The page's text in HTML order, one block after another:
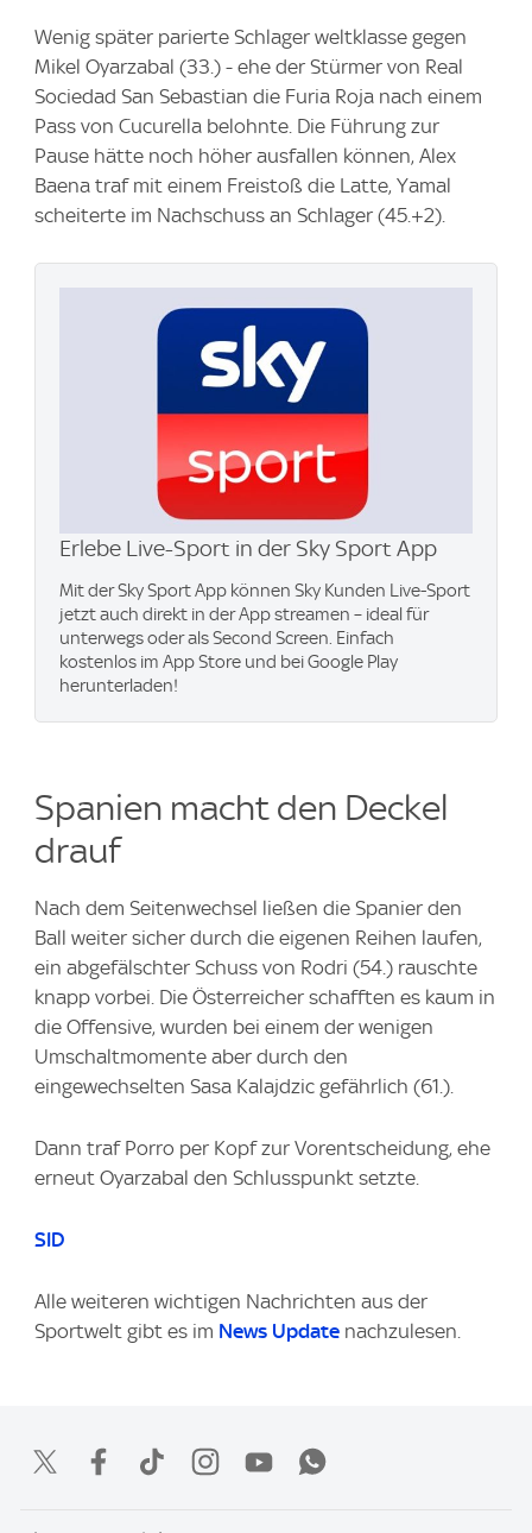
Wenig später parierte Schlager weltklasse gegen
Mikel Oyarzabal (33.) - ehe der Stürmer von Real
Sociedad San Sebastian die Furia Roja nach einem
Pass von Cucurella belohnte. Die Führung zur
Pause hätte noch höher ausfallen können, Alex
Baena traf mit einem Freistoß die Latte, Yamal
scheiterte im Nachschuss an Schlager (45.+2).
Erlebe Live-Sport in der Sky Sport App
Mit der Sky Sport App können Sky Kunden Live-Sport
jetzt auch direkt in der App streamen – ideal für
unterwegs oder als Second Screen. Einfach
kostenlos im App Store und bei Google Play
herunterladen!
Spanien macht den Deckel
drauf
Nach dem Seitenwechsel ließen die Spanier den
Ball weiter sicher durch die eigenen Reihen laufen,
ein abgefälschter Schuss von Rodri (54.) rauschte
knapp vorbei. Die Österreicher schafften es kaum in
die Offensive, wurden bei einem der wenigen
Umschaltmomente aber durch den
eingewechselten Sasa Kalajdzic gefährlich (61.).
Dann traf Porro per Kopf zur Vorentscheidung, ehe
erneut Oyarzabal den Schlusspunkt setzte.
SID
Alle weiteren wichtigen Nachrichten aus der
Sportwelt gibt es im News Update nachzulesen.